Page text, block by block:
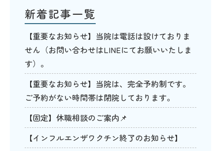
新着記事一覧
【重要なお知らせ】当院は電話は設けておりま
せん（お問い合わせはLINEにてお願いいたしま
す）。
【重要なお知らせ】当院は、完全予約制です。
ご予約がない時間帯は閉院しております。
【固定】休職相談のご案内📌
【インフルエンザワクチン終了のお知らせ】